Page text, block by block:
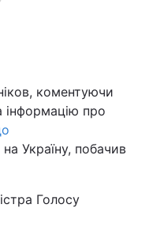
коментуючи
інформацію про
на Україну, побачив
Голосу